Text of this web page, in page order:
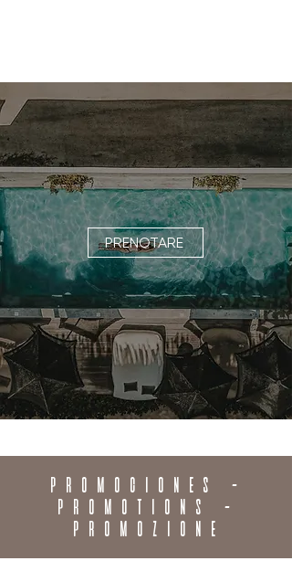
PRENOTARE
PROMOCIONES -
PROMOTIONS -
PROMOZIONE